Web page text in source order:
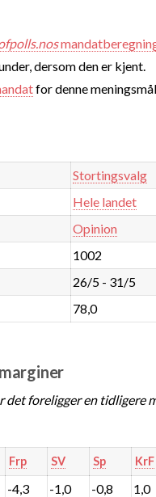
dersom den er kjent.
for denne
Stortingsvalg
Hele landet
Opinion
1002
26/5 - 31/5
78,0
foreligger en tidligere
Frp SV Sp KrF
-4,3 -1,0 -0,8 1,0